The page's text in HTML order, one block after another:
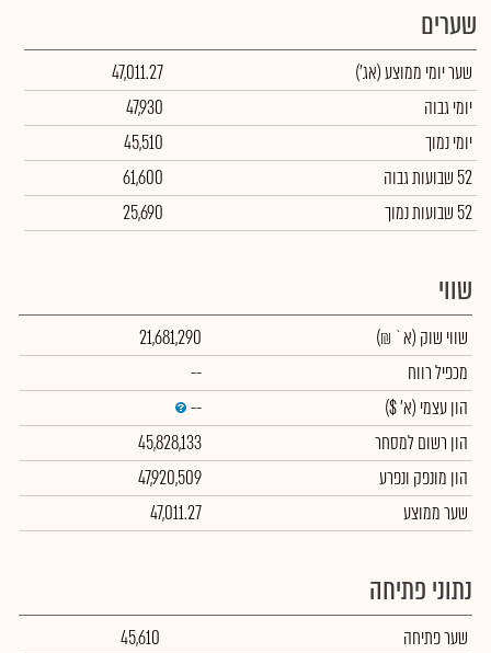
שערים
שער יומי ממוצע(אג')
47,011.27
יומי גבוה
47,930
יומי נמוך
45,510
52 שבועות גבוה
61,600
52 שבועות נמוך
25,690
שווי
שווי שוק (א` ₪)
21,681,290
מכפיל רווח
--
הון עצמי (א' $)
--
הון רשום למסחר
45,828,133
הון מונפק ונפרע
47,920,509
שער ממוצע
47,011.27
נתוני פתיחה
שער פתיחה
45,610